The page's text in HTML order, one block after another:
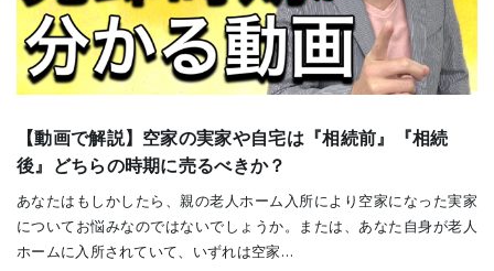
【動画で解説】空家の実家や自宅は『相続前』『相続
後』どちらの時期に売るべきか？
あなたはもしかしたら、親の老人ホーム入所により空家になった実家
についてお悩みなのではないでしょうか。または、あなた自身が老人
ホームに入所されていて、いずれは空家…